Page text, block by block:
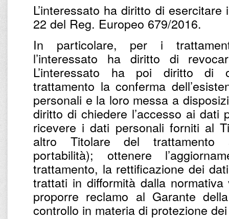
L’interessato ha diritto di
22 del Reg. Europeo 679/2016.
In particolare, per i
l’interessato ha diritto di
L’interessato ha poi diritto di
trattamento la conferma
personali e la loro messa a
diritto di chiedere l’accesso ai dati
ricevere i dati personali forniti al
altro Titolare del trattamento
portabilità); ottenere
trattamento, la rettificazione dei
trattati in difformità dalla
proporre reclamo al Garante
controllo in materia di protezione